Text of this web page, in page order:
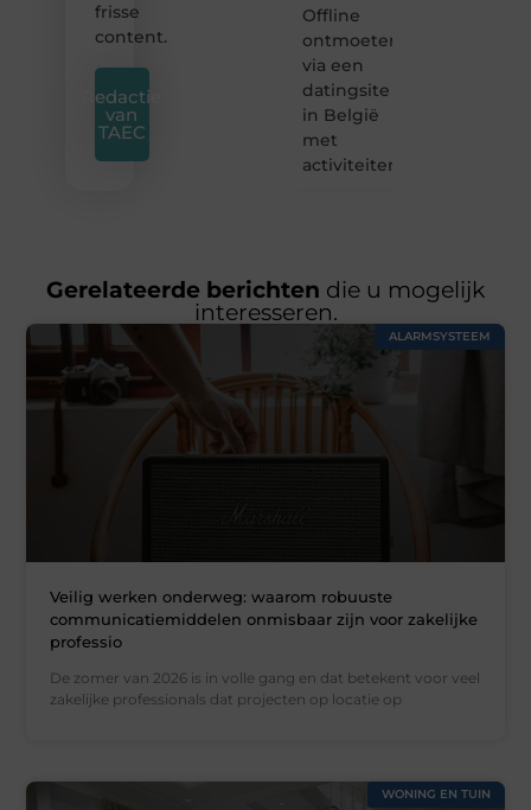
frisse
content.
Redactie
van
TAEC
Offline
ontmoeten
via een
datingsite
in België
met
activiteiten
Gerelateerde berichten die u mogelijk
interesseren.
ALARMSYSTEEM
Veilig werken onderweg: waarom robuuste
communicatiemiddelen onmisbaar zijn voor zakelijke
professio
De zomer van 2026 is in volle gang en dat betekent voor veel
zakelijke professionals dat projecten op locatie op
WONING EN TUIN